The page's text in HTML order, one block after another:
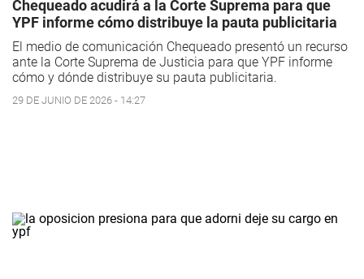
Chequeado acudirá a la Corte Suprema para que
YPF informe cómo distribuye la pauta publicitaria
El medio de comunicación Chequeado presentó un recurso
ante la Corte Suprema de Justicia para que YPF informe
cómo y dónde distribuye su pauta publicitaria.
29 DE JUNIO DE 2026 - 14:27